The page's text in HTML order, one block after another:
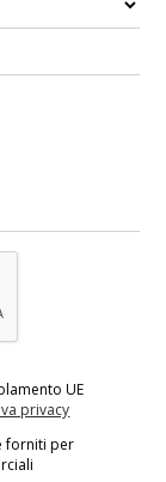
UE
privacy
forniti per